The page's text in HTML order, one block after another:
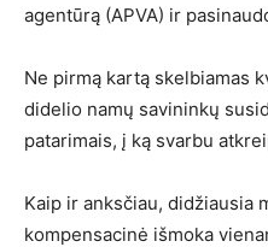
agentūrą (APVA) ir
Ne pirmą kartą skelbiamas
didelio namų savininkų
patarimais, į ką svarbu
Kaip ir anksčiau, didžiausia
kompensacinė išmoka